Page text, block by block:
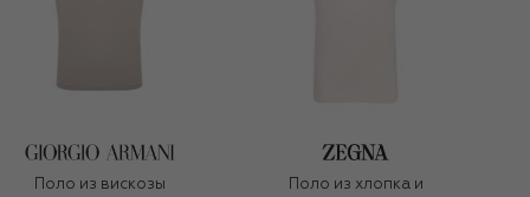
Поло из вискозы
Поло из хлопка и